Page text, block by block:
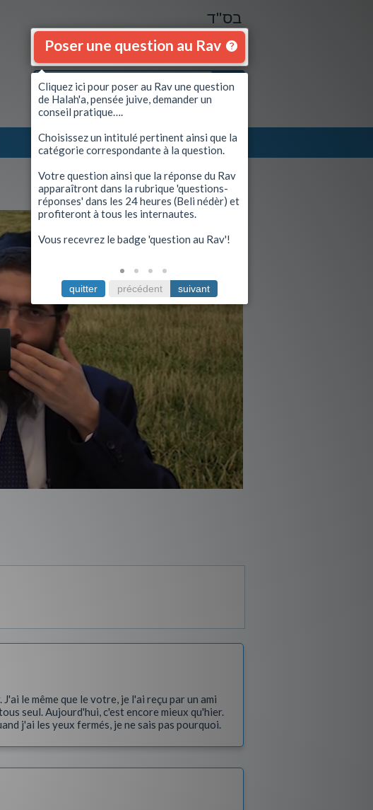
Se connecter|S'inscrire
בס"ד
Poser une question au Rav
Voir le guide
le même que le votre, je l'ai reçu par un ami
seul. Aujourd'hui, c'est encore mieux qu'hier.
j'ai les yeux fermés, je ne sais pas pourquoi.
Cliquez ici pour poser au Rav une question
de Halah'a, pensée juive, demander un
conseil pratique….
Choisissez un intitulé pertinent ainsi que la
catégorie correspondante à la question.
Votre question ainsi que la réponse du Rav
apparaîtront dans la rubrique 'questions-
réponses' dans les 24 heures (Beli nédèr) et
profiteront à tous les internautes.
Vous recevrez le badge 'question au Rav'!
quitter précédent suivant